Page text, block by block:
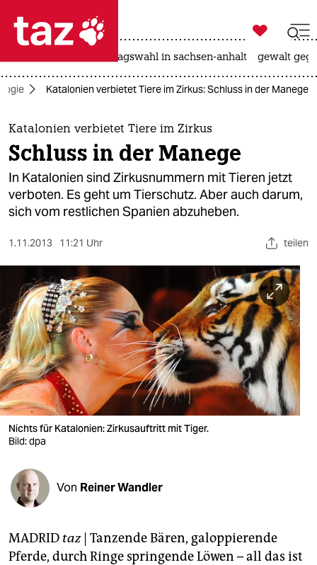
 taz zahl ich
taz zahl ich
themen
politik
öko
sport
berlin
nord
wahrheit
verlag
verlag
veranstaltungen
shop
unterstützen

taz zahl ich
landtagswahl in sachsen-anhalt gewalt
Katalonien verbietet Tiere im Zirkus: Schluss in der Manege
Katalonien verbietet Tiere im Zirkus
Schluss in der Manege
In Katalonien sind Zirkusnummern mit Tieren jetzt
verboten. Es geht um Tierschutz. Aber auch darum,
sich vom restlichen Spanien abzuheben.
1.11.2013 11:21 Uhr teilen
Nichts für Katalonien: Zirkusauftritt mit Tiger.
Bild: dpa
Von Reiner Wandler
MADRID taz| Tanzende Bären, galoppierende
Pferde, durch Ringe springende Löwen – all das ist